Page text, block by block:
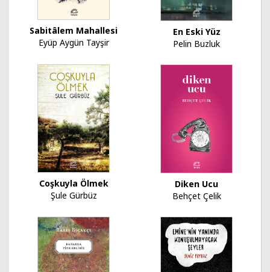
Sabitâlem Mahallesi
Eyüp Aygün Tayşir
En Eski Yüz
Pelin Buzluk
Coşkuyla Ölmek
Şule Gürbüz
Diken Ucu
Behçet Çelik